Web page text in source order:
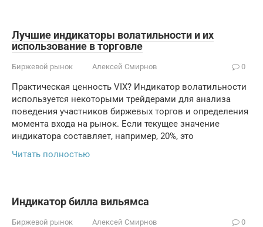
Лучшие индикаторы волатильности и их
использование в торговле
Биржевой рынок Алексей Смирнов 0
Практическая ценность VIX? Индикатор волатильности
используется некоторыми трейдерами для анализа
поведения участников биржевых торгов и определения
момента входа на рынок. Если текущее значение
индикатора составляет, например, 20%, это
Читать полностью
Индикатор билла вильямса
Биржевой рынок Алексей Смирнов 0